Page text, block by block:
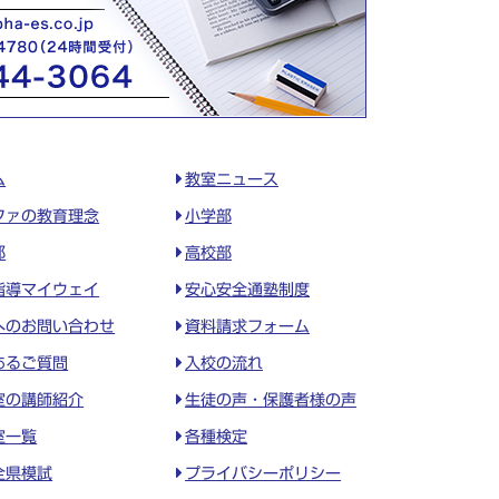
教室ニュース
ァの教育理念 小学部
高校部
導マイウェイ 安心安全通塾制度
のお問い合わせ 資料請求フォーム
るご質問 入校の流れ
の講師紹介 生徒の声・保護者様の声
一覧 各種検定
県模試 プライバシーポリシー